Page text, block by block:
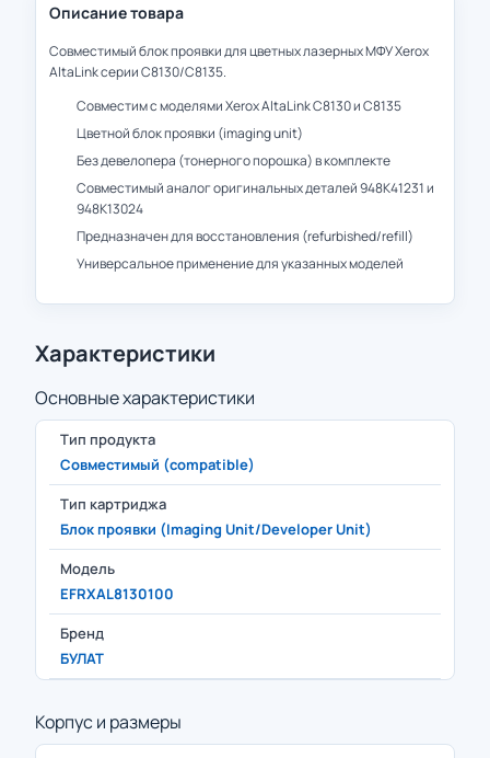
Описание товара
Совместимый блок проявки для цветных лазерных МФУ Xerox
AltaLink серии C8130/C8135.
Совместим с моделями Xerox AltaLink C8130 и C8135
Цветной блок проявки (imaging unit)
Без девелопера (тонерного порошка) в комплекте
Совместимый аналог оригинальных деталей 948K41231 и
948K13024
Предназначен для восстановления (refurbished/refill)
Универсальное применение для указанных моделей
Характеристики
Основные характеристики
Тип продукта
Совместимый (compatible)
Тип картриджа
Блок проявки (Imaging Unit/Developer Unit)
Модель
EFRXAL8130100
Бренд
БУЛАТ
Корпус и размеры